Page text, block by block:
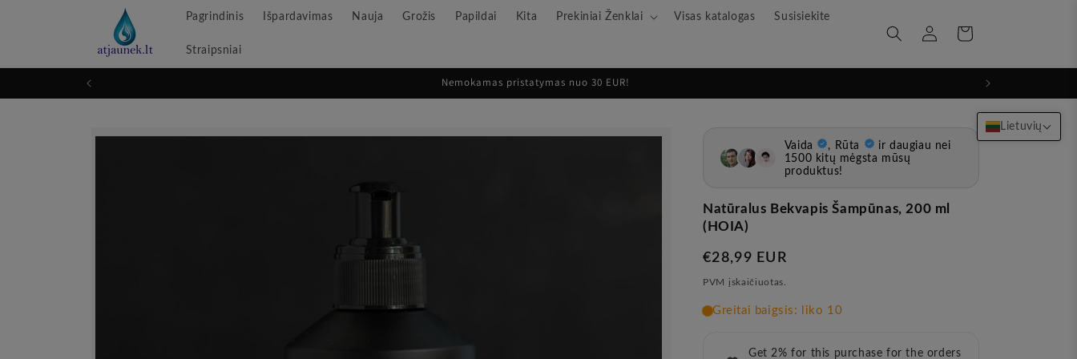
Pagrindinis Išpardavimas Nauja Grožis Papildai Kita Prekiniai Ženklai Visas katalogas Susisiekite
Straipsniai
PrisijunkiteKrepšelis
Nemokamas pristatymas nuo 30 EUR!
Natūralus Bekvapis Šampūnas, 200 ml
(HOIA)
Įprasta
kaina
€28,99 EUR
PVM įskaičiuotas.
Get 2% for this purchase for the orders
Lietuvių